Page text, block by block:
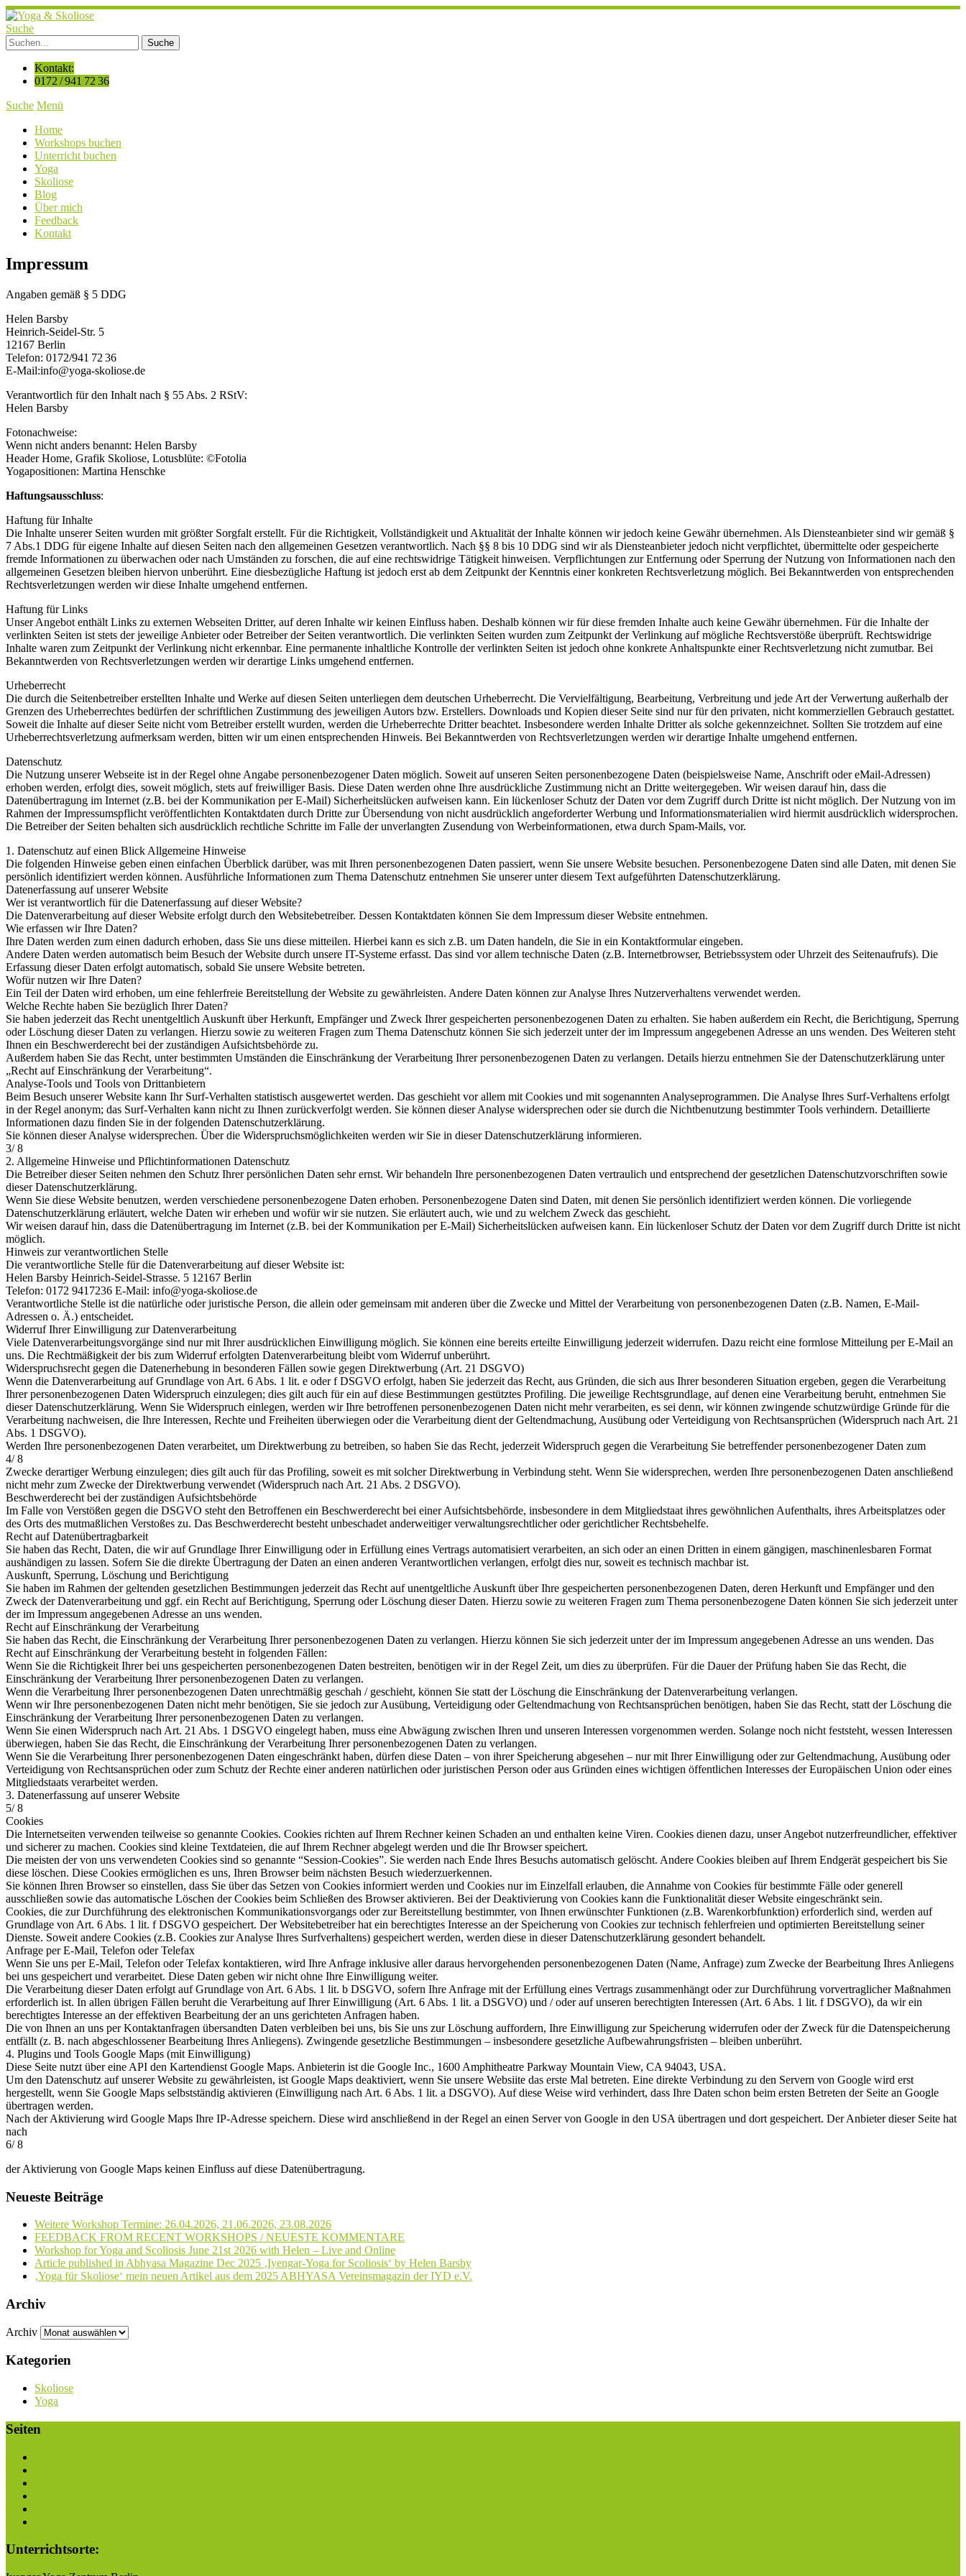
Suche
Kontakt:
0172 / 941 72 36
Suche Menü
Home
Workshops buchen
Unterricht buchen
Yoga
Skoliose
Blog
Über mich
Feedback
Kontakt
Impressum
Angaben gemäß § 5 DDG
Helen Barsby
Heinrich-Seidel-Str. 5
12167 Berlin
Telefon: 0172/941 72 36
E-Mail:info@yoga-skoliose.de
Verantwortlich für den Inhalt nach § 55 Abs. 2 RStV:
Helen Barsby
Fotonachweise:
Wenn nicht anders benannt: Helen Barsby
Header Home, Grafik Skoliose, Lotusblüte: ©Fotolia
Yogapositionen: Martina Henschke
Haftungsausschluss:
Haftung für Inhalte
Die Inhalte unserer Seiten wurden mit größter Sorgfalt erstellt. Für die Richtigkeit, Vollständigkeit und Aktualität der Inhalte können wir jedoch keine Gewähr übernehmen. Als Diensteanbieter sind wir gemäß §
7 Abs.1 DDG für eigene Inhalte auf diesen Seiten nach den allgemeinen Gesetzen verantwortlich. Nach §§ 8 bis 10 DDG sind wir als Diensteanbieter jedoch nicht verpflichtet, übermittelte oder gespeicherte
fremde Informationen zu überwachen oder nach Umständen zu forschen, die auf eine rechtswidrige Tätigkeit hinweisen. Verpflichtungen zur Entfernung oder Sperrung der Nutzung von Informationen nach den
allgemeinen Gesetzen bleiben hiervon unberührt. Eine diesbezügliche Haftung ist jedoch erst ab dem Zeitpunkt der Kenntnis einer konkreten Rechtsverletzung möglich. Bei Bekanntwerden von entsprechenden
Rechtsverletzungen werden wir diese Inhalte umgehend entfernen.
Haftung für Links
Unser Angebot enthält Links zu externen Webseiten Dritter, auf deren Inhalte wir keinen Einfluss haben. Deshalb können wir für diese fremden Inhalte auch keine Gewähr übernehmen. Für die Inhalte der
verlinkten Seiten ist stets der jeweilige Anbieter oder Betreiber der Seiten verantwortlich. Die verlinkten Seiten wurden zum Zeitpunkt der Verlinkung auf mögliche Rechtsverstöße überprüft. Rechtswidrige
Inhalte waren zum Zeitpunkt der Verlinkung nicht erkennbar. Eine permanente inhaltliche Kontrolle der verlinkten Seiten ist jedoch ohne konkrete Anhaltspunkte einer Rechtsverletzung nicht zumutbar. Bei
Bekanntwerden von Rechtsverletzungen werden wir derartige Links umgehend entfernen.
Urheberrecht
Die durch die Seitenbetreiber erstellten Inhalte und Werke auf diesen Seiten unterliegen dem deutschen Urheberrecht. Die Vervielfältigung, Bearbeitung, Verbreitung und jede Art der Verwertung außerhalb der
Grenzen des Urheberrechtes bedürfen der schriftlichen Zustimmung des jeweiligen Autors bzw. Erstellers. Downloads und Kopien dieser Seite sind nur für den privaten, nicht kommerziellen Gebrauch gestattet.
Soweit die Inhalte auf dieser Seite nicht vom Betreiber erstellt wurden, werden die Urheberrechte Dritter beachtet. Insbesondere werden Inhalte Dritter als solche gekennzeichnet. Sollten Sie trotzdem auf eine
Urheberrechtsverletzung aufmerksam werden, bitten wir um einen entsprechenden Hinweis. Bei Bekanntwerden von Rechtsverletzungen werden wir derartige Inhalte umgehend entfernen.
Datenschutz
Die Nutzung unserer Webseite ist in der Regel ohne Angabe personenbezogener Daten möglich. Soweit auf unseren Seiten personenbezogene Daten (beispielsweise Name, Anschrift oder eMail-Adressen)
erhoben werden, erfolgt dies, soweit möglich, stets auf freiwilliger Basis. Diese Daten werden ohne Ihre ausdrückliche Zustimmung nicht an Dritte weitergegeben. Wir weisen darauf hin, dass die
Datenübertragung im Internet (z.B. bei der Kommunikation per E-Mail) Sicherheitslücken aufweisen kann. Ein lückenloser Schutz der Daten vor dem Zugriff durch Dritte ist nicht möglich. Der Nutzung von im
Rahmen der Impressumspflicht veröffentlichten Kontaktdaten durch Dritte zur Übersendung von nicht ausdrücklich angeforderter Werbung und Informationsmaterialien wird hiermit ausdrücklich widersprochen.
Die Betreiber der Seiten behalten sich ausdrücklich rechtliche Schritte im Falle der unverlangten Zusendung von Werbeinformationen, etwa durch Spam-Mails, vor.
1. Datenschutz auf einen Blick Allgemeine Hinweise
Die folgenden Hinweise geben einen einfachen Überblick darüber, was mit Ihren personenbezogenen Daten passiert, wenn Sie unsere Website besuchen. Personenbezogene Daten sind alle Daten, mit denen Sie
persönlich identifiziert werden können. Ausführliche Informationen zum Thema Datenschutz entnehmen Sie unserer unter diesem Text aufgeführten Datenschutzerklärung.
Datenerfassung auf unserer Website
Wer ist verantwortlich für die Datenerfassung auf dieser Website?
Die Datenverarbeitung auf dieser Website erfolgt durch den Websitebetreiber. Dessen Kontaktdaten können Sie dem Impressum dieser Website entnehmen.
Wie erfassen wir Ihre Daten?
Ihre Daten werden zum einen dadurch erhoben, dass Sie uns diese mitteilen. Hierbei kann es sich z.B. um Daten handeln, die Sie in ein Kontaktformular eingeben.
Andere Daten werden automatisch beim Besuch der Website durch unsere IT-Systeme erfasst. Das sind vor allem technische Daten (z.B. Internetbrowser, Betriebssystem oder Uhrzeit des Seitenaufrufs). Die
Erfassung dieser Daten erfolgt automatisch, sobald Sie unsere Website betreten.
Wofür nutzen wir Ihre Daten?
Ein Teil der Daten wird erhoben, um eine fehlerfreie Bereitstellung der Website zu gewährleisten. Andere Daten können zur Analyse Ihres Nutzerverhaltens verwendet werden.
Welche Rechte haben Sie bezüglich Ihrer Daten?
Sie haben jederzeit das Recht unentgeltlich Auskunft über Herkunft, Empfänger und Zweck Ihrer gespeicherten personenbezogenen Daten zu erhalten. Sie haben außerdem ein Recht, die Berichtigung, Sperrung
oder Löschung dieser Daten zu verlangen. Hierzu sowie zu weiteren Fragen zum Thema Datenschutz können Sie sich jederzeit unter der im Impressum angegebenen Adresse an uns wenden. Des Weiteren steht
Ihnen ein Beschwerderecht bei der zuständigen Aufsichtsbehörde zu.
Außerdem haben Sie das Recht, unter bestimmten Umständen die Einschränkung der Verarbeitung Ihrer personenbezogenen Daten zu verlangen. Details hierzu entnehmen Sie der Datenschutzerklärung unter
„Recht auf Einschränkung der Verarbeitung“.
Analyse-Tools und Tools von Drittanbietern
Beim Besuch unserer Website kann Ihr Surf-Verhalten statistisch ausgewertet werden. Das geschieht vor allem mit Cookies und mit sogenannten Analyseprogrammen. Die Analyse Ihres Surf-Verhaltens erfolgt
in der Regel anonym; das Surf-Verhalten kann nicht zu Ihnen zurückverfolgt werden. Sie können dieser Analyse widersprechen oder sie durch die Nichtbenutzung bestimmter Tools verhindern. Detaillierte
Informationen dazu finden Sie in der folgenden Datenschutzerklärung.
Sie können dieser Analyse widersprechen. Über die Widerspruchsmöglichkeiten werden wir Sie in dieser Datenschutzerklärung informieren.
3/ 8
2. Allgemeine Hinweise und Pflichtinformationen Datenschutz
Die Betreiber dieser Seiten nehmen den Schutz Ihrer persönlichen Daten sehr ernst. Wir behandeln Ihre personenbezogenen Daten vertraulich und entsprechend der gesetzlichen Datenschutzvorschriften sowie
dieser Datenschutzerklärung.
Wenn Sie diese Website benutzen, werden verschiedene personenbezogene Daten erhoben. Personenbezogene Daten sind Daten, mit denen Sie persönlich identifiziert werden können. Die vorliegende
Datenschutzerklärung erläutert, welche Daten wir erheben und wofür wir sie nutzen. Sie erläutert auch, wie und zu welchem Zweck das geschieht.
Wir weisen darauf hin, dass die Datenübertragung im Internet (z.B. bei der Kommunikation per E-Mail) Sicherheitslücken aufweisen kann. Ein lückenloser Schutz der Daten vor dem Zugriff durch Dritte ist nicht
möglich.
Hinweis zur verantwortlichen Stelle
Die verantwortliche Stelle für die Datenverarbeitung auf dieser Website ist:
Helen Barsby Heinrich-Seidel-Strasse. 5 12167 Berlin
Telefon: 0172 9417236 E-Mail: info@yoga-skoliose.de
Verantwortliche Stelle ist die natürliche oder juristische Person, die allein oder gemeinsam mit anderen über die Zwecke und Mittel der Verarbeitung von personenbezogenen Daten (z.B. Namen, E-Mail-
Adressen o. Ä.) entscheidet.
Widerruf Ihrer Einwilligung zur Datenverarbeitung
Viele Datenverarbeitungsvorgänge sind nur mit Ihrer ausdrücklichen Einwilligung möglich. Sie können eine bereits erteilte Einwilligung jederzeit widerrufen. Dazu reicht eine formlose Mitteilung per E-Mail an
uns. Die Rechtmäßigkeit der bis zum Widerruf erfolgten Datenverarbeitung bleibt vom Widerruf unberührt.
Widerspruchsrecht gegen die Datenerhebung in besonderen Fällen sowie gegen Direktwerbung (Art. 21 DSGVO)
Wenn die Datenverarbeitung auf Grundlage von Art. 6 Abs. 1 lit. e oder f DSGVO erfolgt, haben Sie jederzeit das Recht, aus Gründen, die sich aus Ihrer besonderen Situation ergeben, gegen die Verarbeitung
Ihrer personenbezogenen Daten Widerspruch einzulegen; dies gilt auch für ein auf diese Bestimmungen gestütztes Profiling. Die jeweilige Rechtsgrundlage, auf denen eine Verarbeitung beruht, entnehmen Sie
dieser Datenschutzerklärung. Wenn Sie Widerspruch einlegen, werden wir Ihre betroffenen personenbezogenen Daten nicht mehr verarbeiten, es sei denn, wir können zwingende schutzwürdige Gründe für die
Verarbeitung nachweisen, die Ihre Interessen, Rechte und Freiheiten überwiegen oder die Verarbeitung dient der Geltendmachung, Ausübung oder Verteidigung von Rechtsansprüchen (Widerspruch nach Art. 21
Abs. 1 DSGVO).
Werden Ihre personenbezogenen Daten verarbeitet, um Direktwerbung zu betreiben, so haben Sie das Recht, jederzeit Widerspruch gegen die Verarbeitung Sie betreffender personenbezogener Daten zum
4/ 8
Zwecke derartiger Werbung einzulegen; dies gilt auch für das Profiling, soweit es mit solcher Direktwerbung in Verbindung steht. Wenn Sie widersprechen, werden Ihre personenbezogenen Daten anschließend
nicht mehr zum Zwecke der Direktwerbung verwendet (Widerspruch nach Art. 21 Abs. 2 DSGVO).
Beschwerderecht bei der zuständigen Aufsichtsbehörde
Im Falle von Verstößen gegen die DSGVO steht den Betroffenen ein Beschwerderecht bei einer Aufsichtsbehörde, insbesondere in dem Mitgliedstaat ihres gewöhnlichen Aufenthalts, ihres Arbeitsplatzes oder
des Orts des mutmaßlichen Verstoßes zu. Das Beschwerderecht besteht unbeschadet anderweitiger verwaltungsrechtlicher oder gerichtlicher Rechtsbehelfe.
Recht auf Datenübertragbarkeit
Sie haben das Recht, Daten, die wir auf Grundlage Ihrer Einwilligung oder in Erfüllung eines Vertrags automatisiert verarbeiten, an sich oder an einen Dritten in einem gängigen, maschinenlesbaren Format
aushändigen zu lassen. Sofern Sie die direkte Übertragung der Daten an einen anderen Verantwortlichen verlangen, erfolgt dies nur, soweit es technisch machbar ist.
Auskunft, Sperrung, Löschung und Berichtigung
Sie haben im Rahmen der geltenden gesetzlichen Bestimmungen jederzeit das Recht auf unentgeltliche Auskunft über Ihre gespeicherten personenbezogenen Daten, deren Herkunft und Empfänger und den
Zweck der Datenverarbeitung und ggf. ein Recht auf Berichtigung, Sperrung oder Löschung dieser Daten. Hierzu sowie zu weiteren Fragen zum Thema personenbezogene Daten können Sie sich jederzeit unter
der im Impressum angegebenen Adresse an uns wenden.
Recht auf Einschränkung der Verarbeitung
Sie haben das Recht, die Einschränkung der Verarbeitung Ihrer personenbezogenen Daten zu verlangen. Hierzu können Sie sich jederzeit unter der im Impressum angegebenen Adresse an uns wenden. Das
Recht auf Einschränkung der Verarbeitung besteht in folgenden Fällen:
Wenn Sie die Richtigkeit Ihrer bei uns gespeicherten personenbezogenen Daten bestreiten, benötigen wir in der Regel Zeit, um dies zu überprüfen. Für die Dauer der Prüfung haben Sie das Recht, die
Einschränkung der Verarbeitung Ihrer personenbezogenen Daten zu verlangen.
Wenn die Verarbeitung Ihrer personenbezogenen Daten unrechtmäßig geschah / geschieht, können Sie statt der Löschung die Einschränkung der Datenverarbeitung verlangen.
Wenn wir Ihre personenbezogenen Daten nicht mehr benötigen, Sie sie jedoch zur Ausübung, Verteidigung oder Geltendmachung von Rechtsansprüchen benötigen, haben Sie das Recht, statt der Löschung die
Einschränkung der Verarbeitung Ihrer personenbezogenen Daten zu verlangen.
Wenn Sie einen Widerspruch nach Art. 21 Abs. 1 DSGVO eingelegt haben, muss eine Abwägung zwischen Ihren und unseren Interessen vorgenommen werden. Solange noch nicht feststeht, wessen Interessen
überwiegen, haben Sie das Recht, die Einschränkung der Verarbeitung Ihrer personenbezogenen Daten zu verlangen.
Wenn Sie die Verarbeitung Ihrer personenbezogenen Daten eingeschränkt haben, dürfen diese Daten – von ihrer Speicherung abgesehen – nur mit Ihrer Einwilligung oder zur Geltendmachung, Ausübung oder
Verteidigung von Rechtsansprüchen oder zum Schutz der Rechte einer anderen natürlichen oder juristischen Person oder aus Gründen eines wichtigen öffentlichen Interesses der Europäischen Union oder eines
Mitgliedstaats verarbeitet werden.
3. Datenerfassung auf unserer Website
5/ 8
Cookies
Die Internetseiten verwenden teilweise so genannte Cookies. Cookies richten auf Ihrem Rechner keinen Schaden an und enthalten keine Viren. Cookies dienen dazu, unser Angebot nutzerfreundlicher, effektiver
und sicherer zu machen. Cookies sind kleine Textdateien, die auf Ihrem Rechner abgelegt werden und die Ihr Browser speichert.
Die meisten der von uns verwendeten Cookies sind so genannte “Session-Cookies”. Sie werden nach Ende Ihres Besuchs automatisch gelöscht. Andere Cookies bleiben auf Ihrem Endgerät gespeichert bis Sie
diese löschen. Diese Cookies ermöglichen es uns, Ihren Browser beim nächsten Besuch wiederzuerkennen.
Sie können Ihren Browser so einstellen, dass Sie über das Setzen von Cookies informiert werden und Cookies nur im Einzelfall erlauben, die Annahme von Cookies für bestimmte Fälle oder generell
ausschließen sowie das automatische Löschen der Cookies beim Schließen des Browser aktivieren. Bei der Deaktivierung von Cookies kann die Funktionalität dieser Website eingeschränkt sein.
Cookies, die zur Durchführung des elektronischen Kommunikationsvorgangs oder zur Bereitstellung bestimmter, von Ihnen erwünschter Funktionen (z.B. Warenkorbfunktion) erforderlich sind, werden auf
Grundlage von Art. 6 Abs. 1 lit. f DSGVO gespeichert. Der Websitebetreiber hat ein berechtigtes Interesse an der Speicherung von Cookies zur technisch fehlerfreien und optimierten Bereitstellung seiner
Dienste. Soweit andere Cookies (z.B. Cookies zur Analyse Ihres Surfverhaltens) gespeichert werden, werden diese in dieser Datenschutzerklärung gesondert behandelt.
Anfrage per E-Mail, Telefon oder Telefax
Wenn Sie uns per E-Mail, Telefon oder Telefax kontaktieren, wird Ihre Anfrage inklusive aller daraus hervorgehenden personenbezogenen Daten (Name, Anfrage) zum Zwecke der Bearbeitung Ihres Anliegens
bei uns gespeichert und verarbeitet. Diese Daten geben wir nicht ohne Ihre Einwilligung weiter.
Die Verarbeitung dieser Daten erfolgt auf Grundlage von Art. 6 Abs. 1 lit. b DSGVO, sofern Ihre Anfrage mit der Erfüllung eines Vertrags zusammenhängt oder zur Durchführung vorvertraglicher Maßnahmen
erforderlich ist. In allen übrigen Fällen beruht die Verarbeitung auf Ihrer Einwilligung (Art. 6 Abs. 1 lit. a DSGVO) und / oder auf unseren berechtigten Interessen (Art. 6 Abs. 1 lit. f DSGVO), da wir ein
berechtigtes Interesse an der effektiven Bearbeitung der an uns gerichteten Anfragen haben.
Die von Ihnen an uns per Kontaktanfragen übersandten Daten verbleiben bei uns, bis Sie uns zur Löschung auffordern, Ihre Einwilligung zur Speicherung widerrufen oder der Zweck für die Datenspeicherung
entfällt (z. B. nach abgeschlossener Bearbeitung Ihres Anliegens). Zwingende gesetzliche Bestimmungen – insbesondere gesetzliche Aufbewahrungsfristen – bleiben unberührt.
4. Plugins und Tools Google Maps (mit Einwilligung)
Diese Seite nutzt über eine API den Kartendienst Google Maps. Anbieterin ist die Google Inc., 1600 Amphitheatre Parkway Mountain View, CA 94043, USA.
Um den Datenschutz auf unserer Website zu gewährleisten, ist Google Maps deaktiviert, wenn Sie unsere Websiite das erste Mal betreten. Eine direkte Verbindung zu den Servern von Google wird erst
hergestellt, wenn Sie Google Maps selbstständig aktivieren (Einwilligung nach Art. 6 Abs. 1 lit. a DSGVO). Auf diese Weise wird verhindert, dass Ihre Daten schon beim ersten Betreten der Seite an Google
übertragen werden.
Nach der Aktivierung wird Google Maps Ihre IP-Adresse speichern. Diese wird anschließend in der Regel an einen Server von Google in den USA übertragen und dort gespeichert. Der Anbieter dieser Seite hat
nach
6/ 8
der Aktivierung von Google Maps keinen Einfluss auf diese Datenübertragung.
Neueste Beiträge
Weitere Workshop Termine: 26.04.2026, 21.06.2026, 23.08.2026
FEEDBACK FROM RECENT WORKSHOPS / NEUESTE KOMMENTARE
Workshop for Yoga and Scoliosis June 21st 2026 with Helen – Live and Online
Article published in Abhyasa Magazine Dec 2025 ‚Iyengar-Yoga for Scoliosis‘ by Helen Barsby
‚Yoga für Skoliose‘ mein neuen Artikel aus dem 2025 ABHYASA Vereinsmagazin der IYD e.V.
Archiv
Archiv
Kategorien
Skoliose
Yoga
Seiten
Unterrichtsorte: